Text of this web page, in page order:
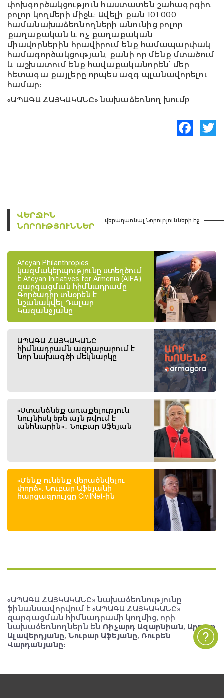
փոխգործակցություն հաստատեն շահագրգիռ
բոլոր կողմերի միջև: Ավելի քան 101 000
համանախաձեռնողների անունից բոլոր
քաղաքական և ոչ քաղաքական
միավորներին հրավիրում ենք համապարփակ
համագործակցության, քանի որ մենք մտածում
և աշխատում ենք հավաքականորեն՝ մեր
հետագա քայլերը որպես ազգ պլանավորելու
համար:
«ԱՊԱԳԱ ՀԱՅԿԱԿԱՆԸ» նախաձեռնող խումբ
ՎԵՐՋԻՆ
ՆՈՐՈՒԹՅՈՒՆՆԵՐ
վերադառնալ Նորությունների էջ
Afeyan Philanthropies
կազմակերպությունը ստեղծում
է Afeyan Initiatives for Armenia (AIFA)
զարգացման հիմնադրամը
Գործադիր տնօրեն է
նշանակվել Դալար
Կազանջյանը
ԱՊԱԳԱ ՀԱՅԿԱԿԱՆԸ
հիմնադրամն ազդարարում է
նոր նախագծի մեկնարկը
«Ստանձնեք առաքելություն,
նույնիսկ եթե այն թվում է
անհնարին»․ Նուբար Աֆեյան
«Մենք ունենք վերածնվելու
փորձ». Նուբար Աֆեյանի
հարցազրույցը CivilNet-ին
«ԱՊԱԳԱ ՀԱՅԿԱԿԱՆԸ» նախաձեռնությունը
ֆինանսավորվում է «ԱՊԱԳԱ ՀԱՅԿԱԿԱՆԸ»
զարգացման հիմնադրամի կողմից, որի
նախաձեռնողներն են Ռիչարդ Ազարնիան, Արթուր
Ալավերդյանը, Նուբար Աֆեյանը, Ռուբեն
Վարդանյանը: